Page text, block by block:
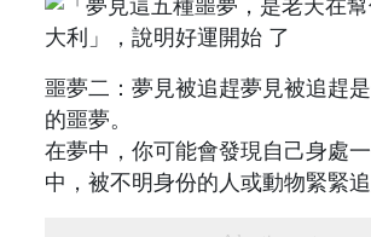
噩夢二：夢見被追趕夢見被追趕
的噩夢。
在夢中，你可能會發現自己身處
中，被不明身份的人或動物緊緊追